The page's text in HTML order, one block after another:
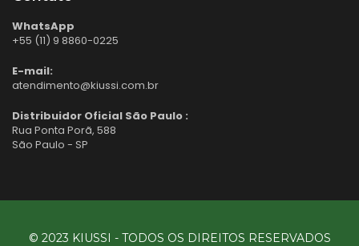
WhatsApp
+55 (11) 9 8860-0225
E-mail:
atendimento@kiussi.com.br
Distribuidor Oficial São Paulo :
Rua Ponta Porã, 588
São Paulo - SP
© 2023 KIUSSI - TODOS OS DIREITOS RESERVADOS